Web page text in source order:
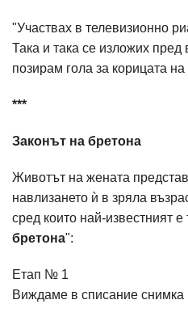
"Участвах в телевизионно
Така и така се изложих пред
позирам гола за корицата
***
Законът на бретона
Животът на жената
навлизането ѝ в зряла
сред които най-известният е
бретона":
Етап № 1
Виждаме в списание снимка